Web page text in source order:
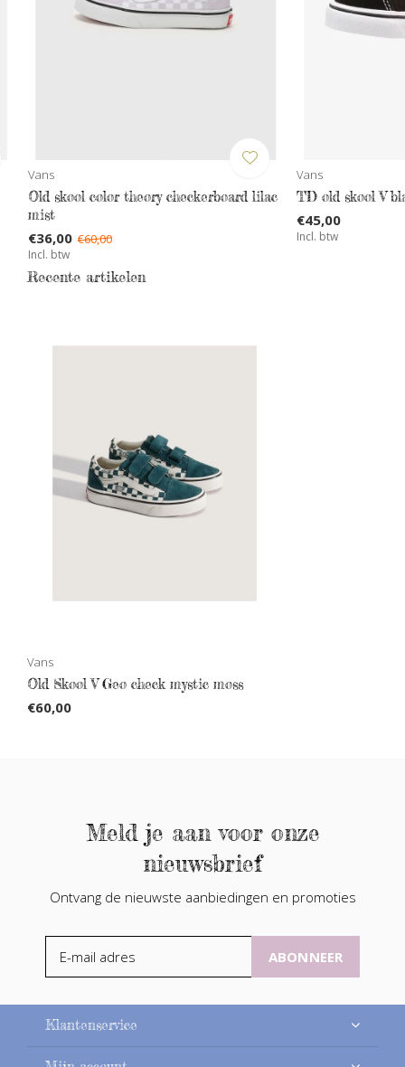
Vans
Old skool color theory checkerboard lilac
mist
€36,00 €60,00
Incl. btw
Vans
TD old skool V
€45,00
Incl. btw
Recente artikelen
Vans
Old Skool V Geo check mystic moss
€60,00
Meld je aan voor onze
nieuwsbrief
Ontvang de nieuwste aanbiedingen en promoties
ABONNEER
Klantenservice